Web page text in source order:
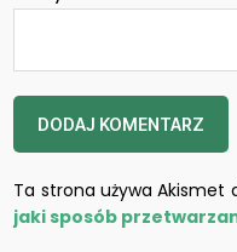
Ta strona używa Akismet
jaki sposób